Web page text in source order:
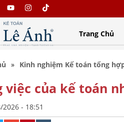
Trang Chủ
Kinh nghiệm Kế toán tổng
việc của kế toán
- 18:51